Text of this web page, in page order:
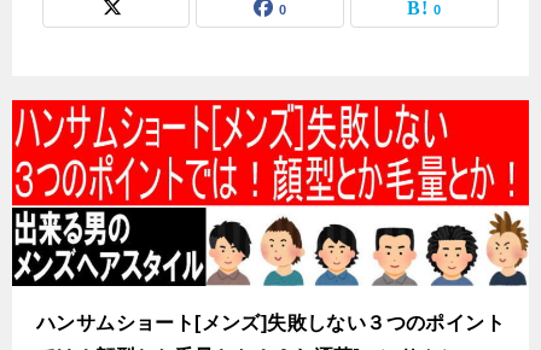
0 0
ハンサムショート[メンズ]失敗しない３つのポイント